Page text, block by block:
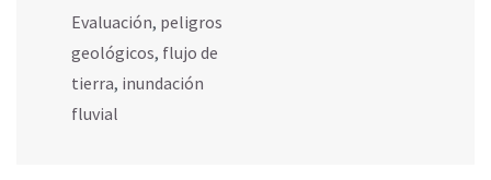
Evaluación, peligros
geológicos, flujo de
tierra, inundación
fluvial